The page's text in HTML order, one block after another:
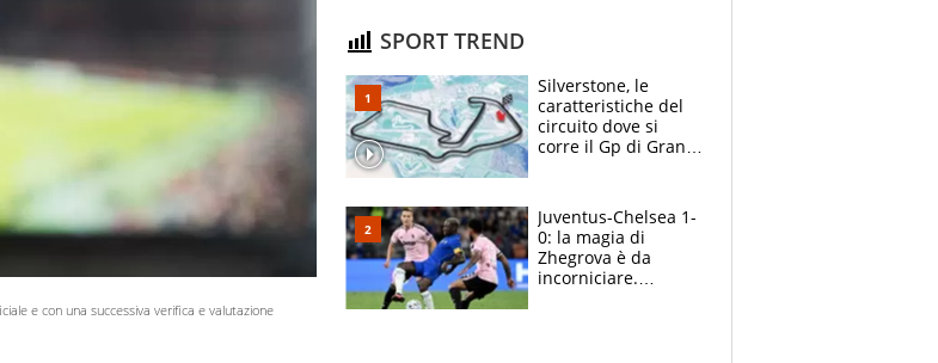
e con una successiva verifica e valutazione
SPORT TREND
Silverstone, le
caratteristiche del
circuito dove si
corre il Gp di Gran
Juventus-Chelsea 1-
0: la magia di
Zhegrova è da
incorniciare.